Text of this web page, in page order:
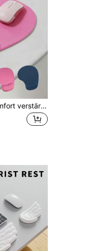
1 Stück Silikon Komfort verstärktes rutschfestes Handgelenksauflage Mauspad mit 3D Stereoeffekt, geeignet für das Büro